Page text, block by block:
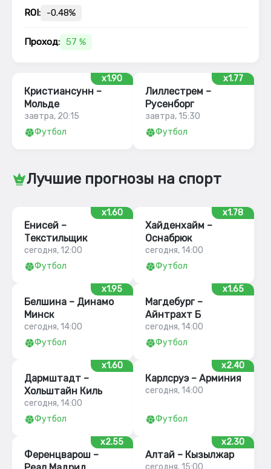
ROI: -0.48%
Проход: 57 %
x1.90
Кристиансунн –
Мольде
завтра, 20:15
Футбол
x1.77
Лиллестрем –
Русенборг
завтра, 15:30
Футбол
Лучшие прогнозы на спорт
x1.60
Енисей –
Текстильщик
сегодня, 12:00
Футбол
x1.78
Хайденхайм –
Оснабрюк
сегодня, 14:00
Футбол
x1.95
Белшина – Динамо
Минск
сегодня, 14:00
Футбол
x1.65
Магдебург –
Айнтрахт Б
сегодня, 14:00
Футбол
x1.60
Дармштадт –
Хольштайн Киль
сегодня, 14:00
Футбол
x2.40
Карлсруэ – Арминия
сегодня, 14:00
Футбол
x2.55
Ференцварош –
x2.30
Алтай – Кызылжар
сегодня, 15:00